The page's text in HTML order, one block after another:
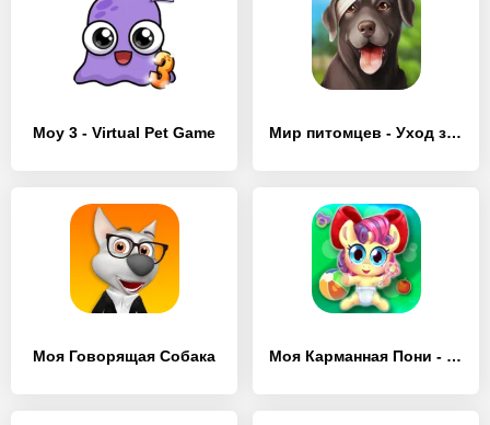
Moy 3 - Virtual Pet Game Мир питомцев - Уход за животными
Моя Говорящая Собака Моя Карманная Пони - Виртуальный Питомец